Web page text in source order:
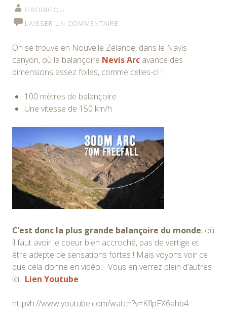
GROBIGOU
LAISSER UN COMMENTAIRE
On se trouve en Nouvelle Zélande, dans le Navis
canyon, où la balançoire Nevis Arc avance des
dimensions assez folles, comme celles-ci :
100 mètres de balançoire
Une vitesse de 150 km/h
C’est donc la plus grande balançoire du monde, où
il faut avoir le coeur bien accroché, pas de vertige et
être adepte de sensations fortes ! Mais voyons voir ce
que cela donne en vidéo… Vous en verrez plein d’autres
ici : Lien Youtube
httpvh://www.youtube.com/watch?v=KflpFX6ahb4